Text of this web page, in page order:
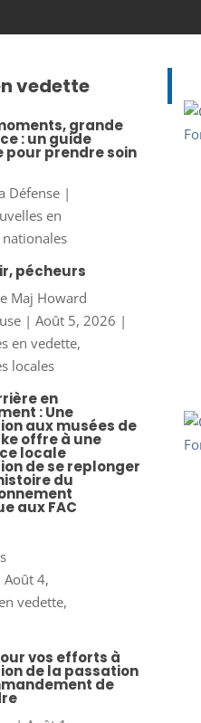
vedette
grande
: un guide
pour prendre soin
Défense|
en
pécheurs
Maj Howard
| Août 5, 2026 |
en vedette,
locales
en
: Une
aux musées de
offre à une
locale
de se replonger
du
aux FAC
Août 4,
vedette,
vos efforts à
de la passation
de